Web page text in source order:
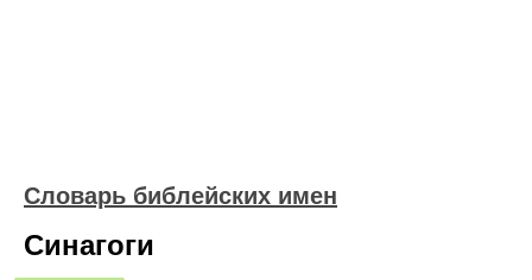
Словарь библейских имен
Синагоги